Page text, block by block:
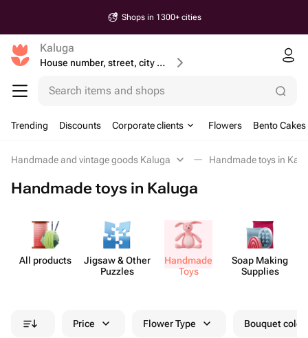
Shops in 1300+ cities
Kaluga
House number, street, city or postcode
Search items and shops
Trending Discounts Corporate clients Flowers Bento Cakes
Handmade and vintage goods Kaluga Handmade toys in
Handmade toys in Kaluga
All products
Jigsaw & Other
Puzzles
Handmade
Toys
Soap Making
Supplies
Price Flower Type Bouquet